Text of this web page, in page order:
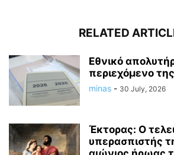
RELATED
Εθνικό
περιεχόμενο
minas - 30 July, 2026
Έκτορας: Ο
υπερασπιστής